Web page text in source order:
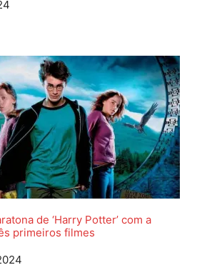
de ‘Harry Potter’ com a
primeiros filmes